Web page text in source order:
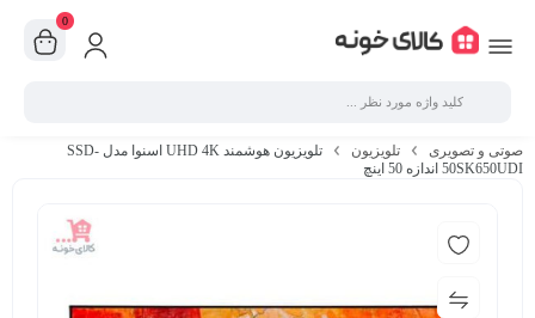
0
صوتی و تصویری تلویزیون
تلویزیون هوشمند UHD 4K اسنوا مدل SSD-
50SK650UDI اندازه 50 اینچ